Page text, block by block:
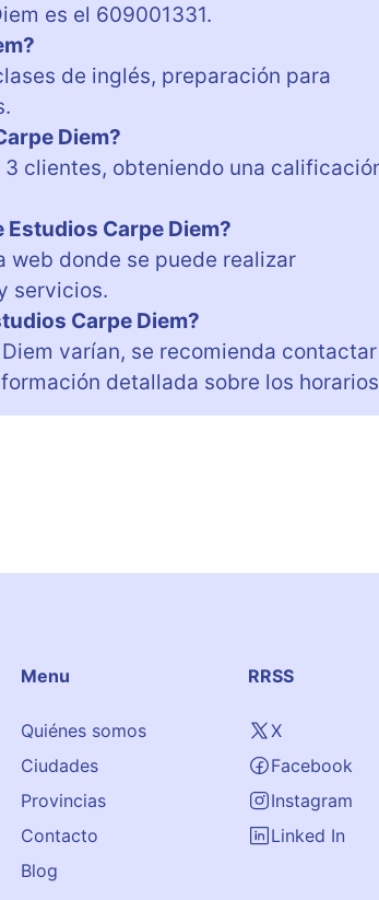
es el 609001331.
de inglés, preparación para
Diem?
clientes, obteniendo una
Carpe Diem?
web donde se puede realizar
servicios.
Carpe Diem?
varían, se recomienda contactar
detallada sobre los
Menu
Quiénes somos
Ciudades
Provincias
Contacto
Blog
RRSS
X
Facebook
Instagram
Linked In